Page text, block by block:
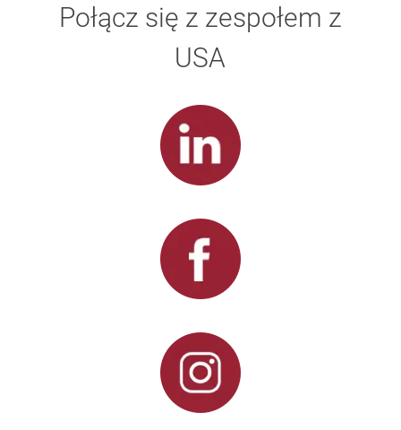
Połącz się z zespołem z
USA